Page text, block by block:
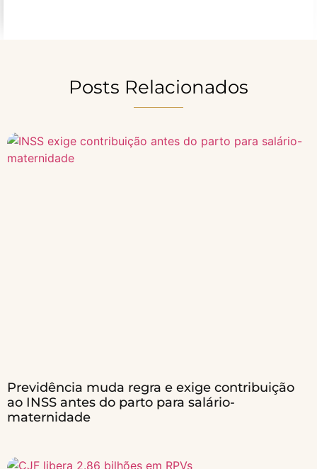
Posts Relacionados
Previdência muda regra e exige contribuição
ao INSS antes do parto para salário-
maternidade